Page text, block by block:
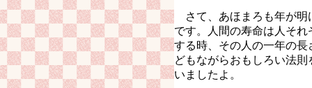
さて、あほまろも年が明
です。人間の寿命は人そ
する時、その人の一年の
どもながらおもしろい法
いましたよ。